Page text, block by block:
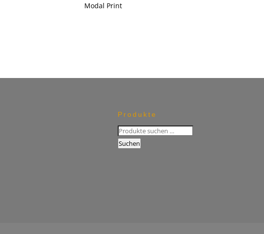
war:
Modal Print
Produkte
Suchen
nach:
Suchen